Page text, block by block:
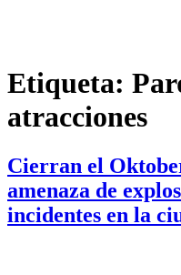
Etiqueta:
atracciones
Cierran el
amenaza de
incidentes en la